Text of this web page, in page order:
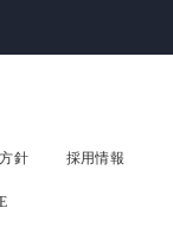
針 採用情報